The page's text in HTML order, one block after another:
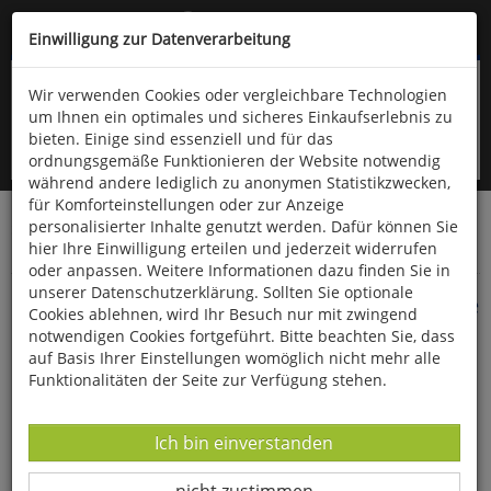
Kompletten Head der Seite überspringen
oder (06766) 9323-960
Startseite Bücher Quelle & Meyer Verlag
Flora
Garten-, Nutz- und Zierpflanzen
Die Flora Sachsens und angrenzender Gebiete
Einwilligung zur Datenverarbeitung
Wir verwenden Cookies oder vergleichbare Technologien
um Ihnen ein optimales und sicheres Einkaufserlebnis zu
bieten. Einige sind essenziell und für das
ordnungsgemäße Funktionieren der Website notwendig
während andere lediglich zu anonymen Statistikzwecken,
für Komforteinstellungen oder zur Anzeige
personalisierter Inhalte genutzt werden. Dafür können Sie
hier Ihre Einwilligung erteilen und jederzeit widerrufen
oder anpassen. Weitere Informationen dazu finden Sie in
unserer Datenschutzerklärung. Sollten Sie optionale
Cookies ablehnen, wird Ihr Besuch nur mit zwingend
notwendigen Cookies fortgeführt. Bitte beachten Sie, dass
auf Basis Ihrer Einstellungen womöglich nicht mehr alle
Funktionalitäten der Seite zur Verfügung stehen.
Datenverarbeitung -
Ich bin einverstanden